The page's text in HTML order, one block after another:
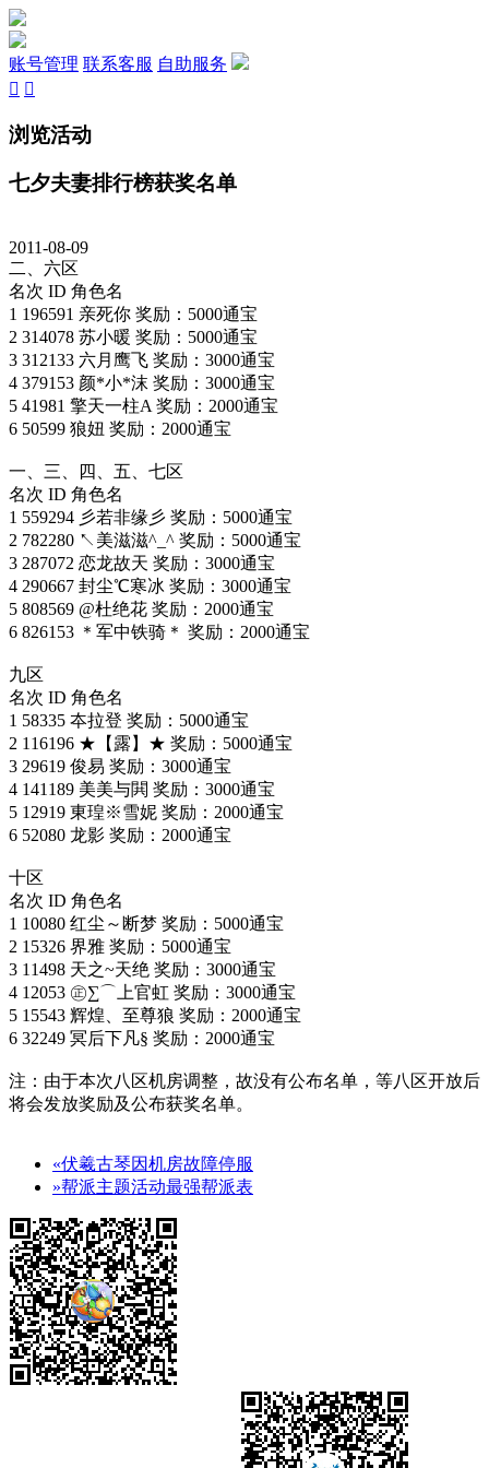
账号管理 联系客服 自助服务
 
浏览活动
七夕夫妻排行榜获奖名单
2011-08-09
二、六区
名次 ID 角色名
1 196591 亲死你 奖励：5000通宝
2 314078 苏小暖 奖励：5000通宝
3 312133 六月鹰飞 奖励：3000通宝
4 379153 颜*小*沫 奖励：3000通宝
5 41981 擎天一柱A 奖励：2000通宝
6 50599 狼妞 奖励：2000通宝
一、三、四、五、七区
名次 ID 角色名
1 559294 彡若非缘彡 奖励：5000通宝
2 782280 ↖美滋滋^_^ 奖励：5000通宝
3 287072 恋龙故天 奖励：3000通宝
4 290667 封尘℃寒冰 奖励：3000通宝
5 808569 @杜绝花 奖励：2000通宝
6 826153 ＊军中铁骑＊ 奖励：2000通宝
九区
名次 ID 角色名
1 58335 夲拉登 奖励：5000通宝
2 116196 ★【露】★ 奖励：5000通宝
3 29619 俊易 奖励：3000通宝
4 141189 美美与閧 奖励：3000通宝
5 12919 東瑝※雪妮 奖励：2000通宝
6 52080 龙影 奖励：2000通宝
十区
名次 ID 角色名
1 10080 红尘～断梦 奖励：5000通宝
2 15326 界雅 奖励：5000通宝
3 11498 天之~天绝 奖励：3000通宝
4 12053 ㊣∑⌒上官虹 奖励：3000通宝
5 15543 辉煌、至尊狼 奖励：2000通宝
6 32249 冥后下凡§ 奖励：2000通宝
注：由于本次八区机房调整，故没有公布名单，等八区开放后
将会发放奖励及公布获奖名单。
«伏羲古琴因机房故障停服
»帮派主题活动最强帮派表